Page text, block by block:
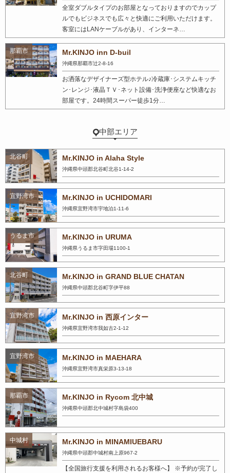
全室ダブルタイプのお部屋となっておりますのでカップ
ルでもビジネスでも広々と快適にご利用いただけます。
客室にはLANケーブルがあり、インターネ…
那覇市 Mr.KINJO inn D-buil
沖縄県那覇市辻2-8-16
お洒落なデザイナーズ型ホテル♪冷蔵庫･システムキッチ
ン･レンジ･液晶ＴＶ･ネット設備･洗浄便座など快適なお
部屋です。24時間スーパー徒歩1分…
中部エリア
北谷町 Mr.KINJO in Alaha Style
沖縄県中頭郡北谷町北谷1-14-2
宜野湾市 Mr.KINJO in UCHIDOMARI
沖縄県宜野湾市宇地泊1-11-6
うるま市 Mr.KINJO in URUMA
沖縄県うるま市字田場1100-1
北谷町 Mr.KINJO in GRAND BLUE CHATAN
沖縄県中頭郡北谷町字伊平88
宜野湾市 Mr.KINJO in 西原インター
沖縄県宜野湾市我如古2-1-12
宜野湾市 Mr.KINJO in MAEHARA
沖縄県宜野湾市真栄原3-13-18
那覇市 Mr.KINJO in Rycom 北中城
沖縄県中頭郡北中城村字島袋400
中城村 Mr.KINJO in MINAMIUEBARU
沖縄県中頭郡中城村南上原967-2
【全国旅行支援を利用されるお客様へ】 ※予約が完了し